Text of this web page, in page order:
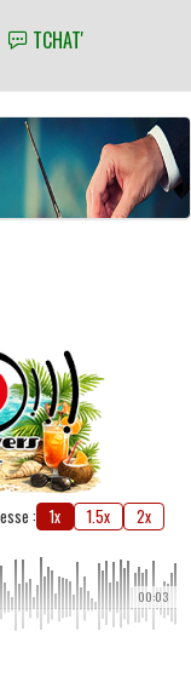
TCHAT'
: 1x 1.5x 2x
00:03